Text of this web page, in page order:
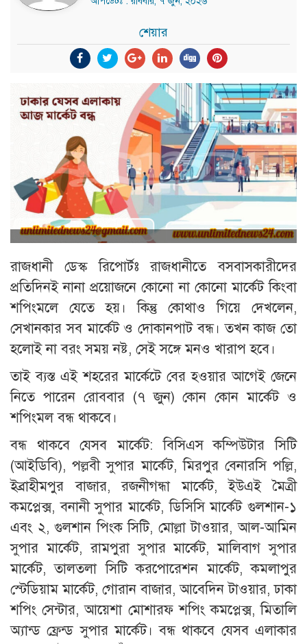
শেয়ার
রাজধানী ডেস্ক রিপোর্টঃ রাজধানীতে বসবাসকারীদের
প্রতিদিনই নানা প্রয়োজনে কোনো না কোনো মার্কেট কিংবা
শপিংমলে যেতে হয়। কিন্তু কোথাও গিয়ে দেখলেন,
সেখানকার সব মার্কেট ও দোকানপাট বন্ধ। তখন কাজ তো
হলোই না বরং সময় নষ্ট, সেই সঙ্গে মনও খারাপ হবে।
তাই ব্যস্ত এই শহরের মার্কেটে বের হওয়ার আগেই জেনে
নিতে পারেন রোববার (৭ জুন) কোন কোন মার্কেট ও
শপিংমল বন্ধ থাকবে।
বন্ধ থাকবে যেসব মার্কেট: বিসিএস কম্পিউটার সিটি
(আইডিবি), পল্লবী সুপার মার্কেট, মিরপুর বেনারসি পল্লি,
ইব্রাহীমপুর বাজার, রজনীগন্ধা মার্কেট, ইউএই মৈত্রী
কমপ্লেক্স, বনানী সুপার মার্কেট, ডিসিসি মার্কেট গুলশান-১
এবং ২, গুলশান পিংক সিটি, মোল্লা টাওয়ার, আল-আমিন
সুপার মার্কেট, রামপুরা সুপার মার্কেট, মালিবাগ সুপার
মার্কেট, তালতলা সিটি করপোরেশন মার্কেট, কমলাপুর
স্টেডিয়াম মার্কেট, গোরান বাজার, আবেদিন টাওয়ার, ঢাকা
শপিং সেন্টার, আয়েশা মোশারফ শপিং কমপ্লেক্স, মিতালি
অ্যান্ড ফ্রেন্ড সুপার মার্কেট। বন্ধ থাকবে যেসব এলাকার